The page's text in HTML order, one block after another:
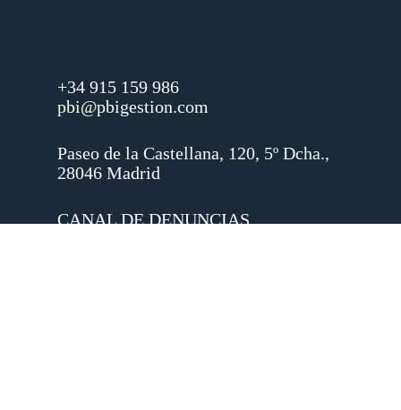
+34 915 159 986
pbi@pbigestion.com
Paseo de la Castellana, 120, 5º Dcha.,
28046 Madrid
CANAL DE DENUNCIAS